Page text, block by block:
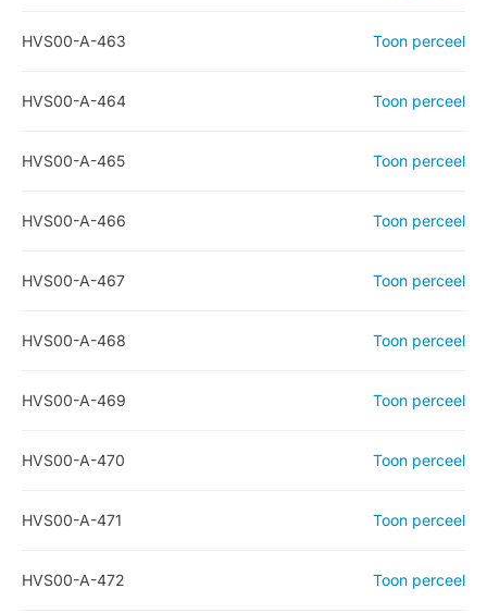
HVS00-A-463 Toon perceel
HVS00-A-464 Toon perceel
HVS00-A-465 Toon perceel
HVS00-A-466 Toon perceel
HVS00-A-467 Toon perceel
HVS00-A-468 Toon perceel
HVS00-A-469 Toon perceel
HVS00-A-470 Toon perceel
HVS00-A-471 Toon perceel
HVS00-A-472 Toon perceel